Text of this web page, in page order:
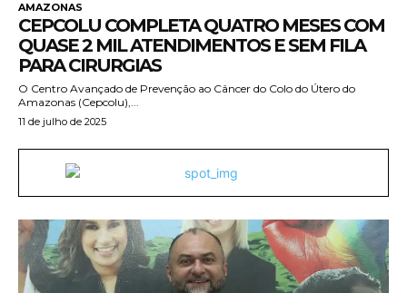
AMAZONAS
CEPCOLU COMPLETA QUATRO MESES COM
QUASE 2 MIL ATENDIMENTOS E SEM FILA
PARA CIRURGIAS
O Centro Avançado de Prevenção ao Câncer do Colo do Útero do
Amazonas (Cepcolu),...
11 de julho de 2025